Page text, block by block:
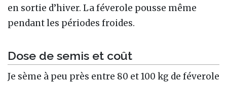
en sortie d’hiver. La féverole pousse même
pendant les périodes froides.
Dose de semis et coût
Je sème à peu près entre 80 et 100 kg de féverole